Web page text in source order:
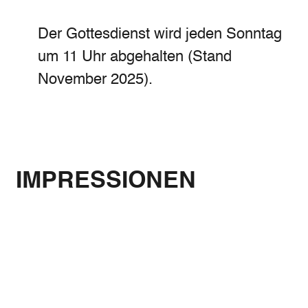
Der Gottesdienst wird jeden Sonntag
um 11 Uhr abgehalten (Stand
November 2025).
IMPRESSIONEN